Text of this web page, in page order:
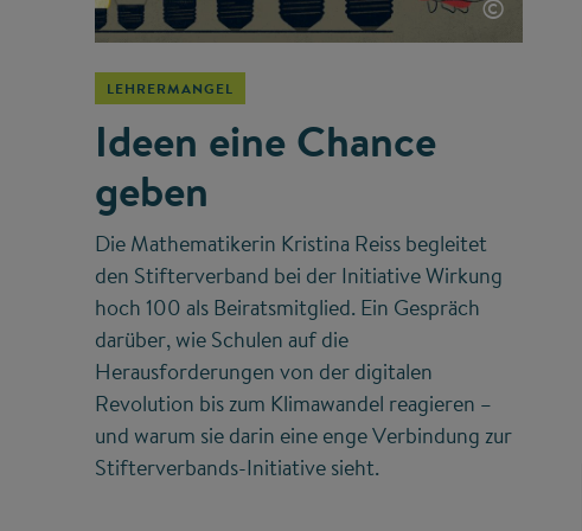
©
LEHRERMANGEL
Ideen eine Chance
geben
Die Mathematikerin Kristina Reiss begleitet
den Stifterverband bei der Initiative Wirkung
hoch 100 als Beiratsmitglied. Ein Gespräch
darüber, wie Schulen auf die
Herausforderungen von der digitalen
Revolution bis zum Klimawandel reagieren –
und warum sie darin eine enge Verbindung zur
Stifterverbands-Initiative sieht.